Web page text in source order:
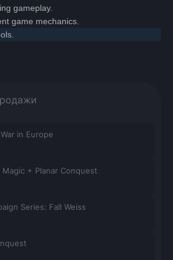
gameplay.
game mechanics.
in Europe
+ Planar Conquest
Series: Fall Weiss